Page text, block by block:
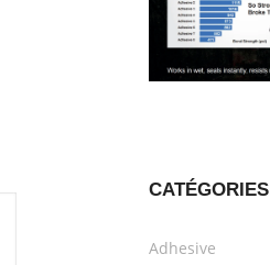
CATÉGORIES
Adhesive